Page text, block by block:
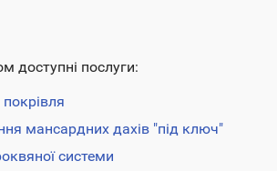
доступні послуги:
мансардних дахів "під ключ"
системи